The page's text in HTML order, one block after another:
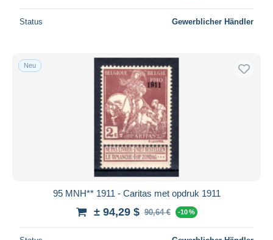
Status Gewerblicher Händler
Neu
95 MNH** 1911 - Caritas met opdruk 1911
± 94,29 $ 90,64 € -10 %